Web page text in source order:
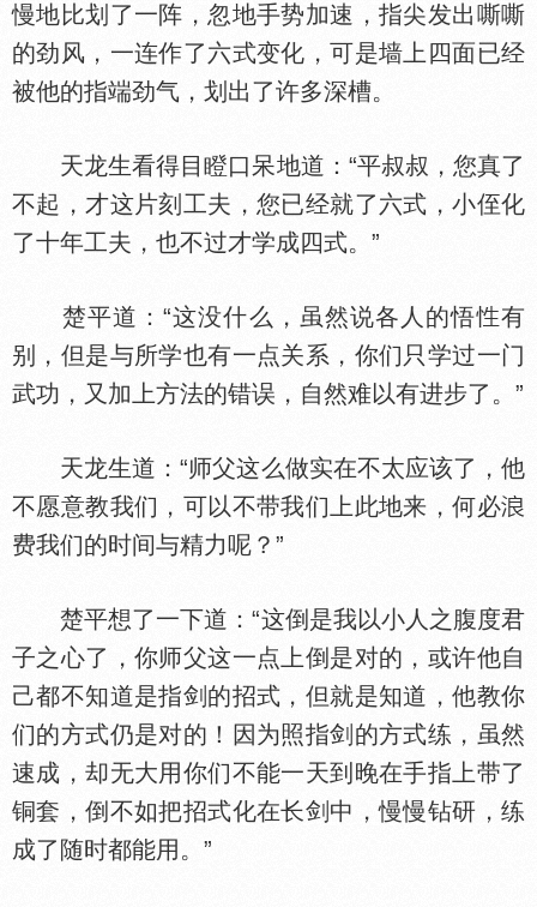
慢地比划了一阵，忽地手势加速，指尖发出嘶嘶
的劲风，一连作了六式变化，可是墙上四面已经
被他的指端劲气，划出了许多深槽。
天龙生看得目瞪口呆地道：“平叔叔，您真了
不起，才这片刻工夫，您已经就了六式，小侄化
了十年工夫，也不过才学成四式。”
楚平道：“这没什么，虽然说各人的悟
有
别，但是与所学也有一点关系，你们只学过一门
武功，又加上方法的错误，自然难以有进步了。”
天龙生道：“师父这么做实在不太应该了，他
不愿意教我们，可以不带我们上此地来，何必
费我们的时间与精力呢？”
楚平想了一下道：“这倒是我以小人之腹度君
子之心了，你师父这一点上倒是对的，或许他自
己都不知道是指剑的招式，但就是知道，他教你
们的方式仍是对的！因为照指剑的方式练，虽然
速成，却无大用你们不能一天到晚在手指上带了
铜套，倒不如把招式化在长剑中，慢慢钻研，练
成了随时都能用。”